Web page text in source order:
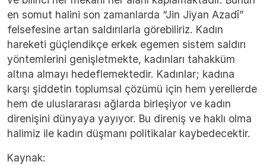
en somut halini son zamanlarda “Jin Jiyan Azadî”
felsefesine artan saldırılarla görebiliriz. Kadın
hareketi güçlendikçe erkek egemen sistem saldırı
yöntemlerini genişletmekte, kadınları tahakküm
altına almayı hedeflemektedir. Kadınlar; kadına
karşı şiddetin toplumsal çözümü için hem yerellerde
hem de uluslararası ağlarda birleşiyor ve kadın
direnişini dünyaya yayıyor. Bu direniş ve haklı olma
halimiz ile kadın düşmanı politikalar kaybedecektir.
Kaynak: